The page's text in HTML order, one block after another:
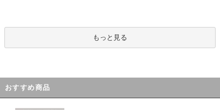
もっと見る
おすすめ商品